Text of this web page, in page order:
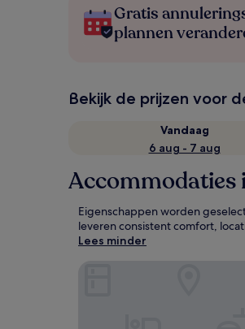
Gratis
plannen
Bekijk de prijzen voor
Vandaag
6 aug - 7 aug
Accommodaties
Eigenschappen worden
leveren consistent comfort,
Lees minder